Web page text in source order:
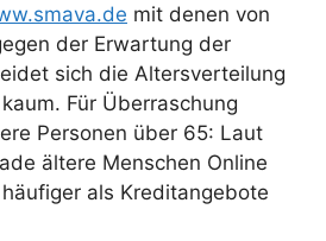
mit denen von
der Erwartung der
sich die Altersverteilung
Für Überraschung
Personen über 65: Laut
ältere Menschen Online
als Kreditangebote